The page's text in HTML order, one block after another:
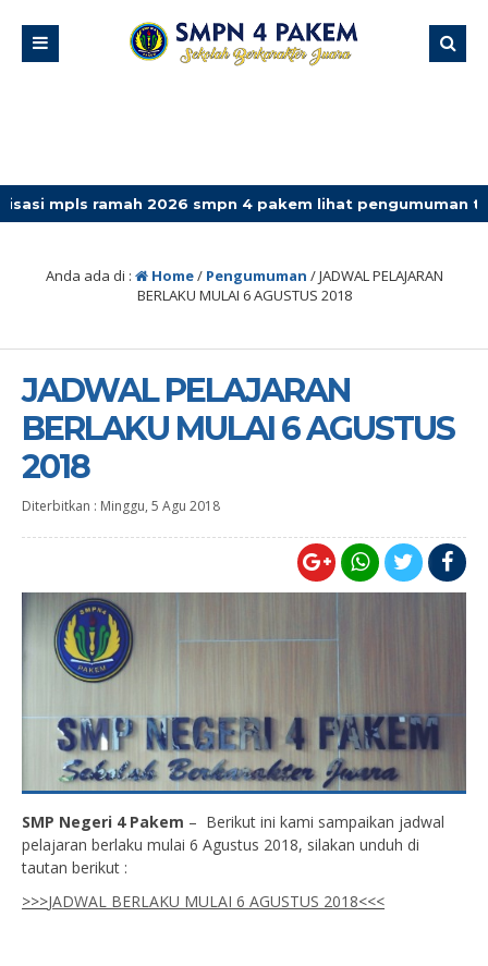
2026 smpn 4 pakem lihat pengumuman terbaru
Anda ada di : Home/ Pengumuman /JADWAL PELAJARAN
BERLAKU MULAI 6 AGUSTUS 2018
JADWAL PELAJARAN
BERLAKU MULAI 6 AGUSTUS
2018
Diterbitkan : Minggu, 5 Agu 2018
SMP Negeri 4 Pakem – Berikut ini kami sampaikan jadwal
pelajaran berlaku mulai 6 Agustus 2018, silakan unduh di
tautan berikut :
>>>JADWAL BERLAKU MULAI 6 AGUSTUS 2018<<<